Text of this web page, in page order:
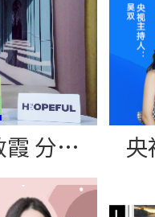
“跳水皇后”吴敏霞 分享纽派DHA藻油软胶囊